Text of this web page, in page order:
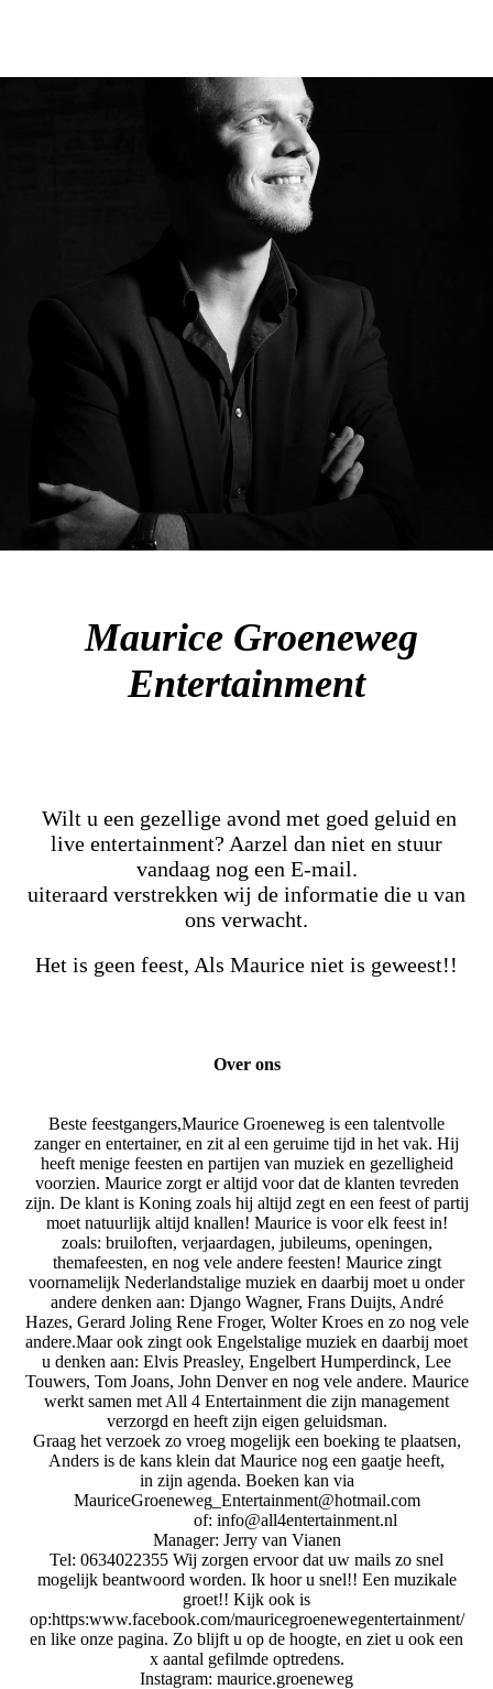
Maurice Groeneweg
Entertainment
Wilt u een gezellige avond met goed geluid en
live entertainment? Aarzel dan niet en stuur
vandaag nog een E-mail.
uiteraard verstrekken wij de informatie die u van
ons verwacht.
Het is geen feest, Als Maurice niet is geweest!!
Over ons
Beste feestgangers,Maurice Groeneweg is een talentvolle
zanger en entertainer, en zit al een geruime tijd in het vak. Hij
heeft menige feesten en partijen van muziek en gezelligheid
voorzien. Maurice zorgt er altijd voor dat de klanten tevreden
zijn. De klant is Koning zoals hij altijd zegt en een feest of partij
moet natuurlijk altijd knallen! Maurice is voor elk feest in!
zoals: bruiloften, verjaardagen, jubileums, openingen,
themafeesten, en nog vele andere feesten! Maurice zingt
voornamelijk Nederlandstalige muziek en daarbij moet u onder
andere denken aan: Django Wagner, Frans Duijts, André
Hazes, Gerard Joling Rene Froger, Wolter Kroes en zo nog vele
andere.Maar ook zingt ook Engelstalige muziek en daarbij moet
u denken aan: Elvis Preasley, Engelbert Humperdinck, Lee
Touwers, Tom Joans, John Denver en nog vele andere. Maurice
werkt samen met All 4 Entertainment die zijn management
verzorgd en heeft zijn eigen geluidsman.
Graag het verzoek zo vroeg mogelijk een boeking te plaatsen,
Anders is de kans klein dat Maurice nog een gaatje heeft,
in zijn agenda. Boeken kan via
MauriceGroeneweg_Entertainment@hotmail.com
of: info@all4entertainment.nl
Manager: Jerry van Vianen
Tel: 0634022355 Wij zorgen ervoor dat uw mails zo snel
mogelijk beantwoord worden. Ik hoor u snel!! Een muzikale
groet!! Kijk ook is
op:https:www.facebook.com/mauricegroenewegentertainment/
en like onze pagina. Zo blijft u op de hoogte, en ziet u ook een
x aantal gefilmde optredens.
Instagram: maurice.groeneweg